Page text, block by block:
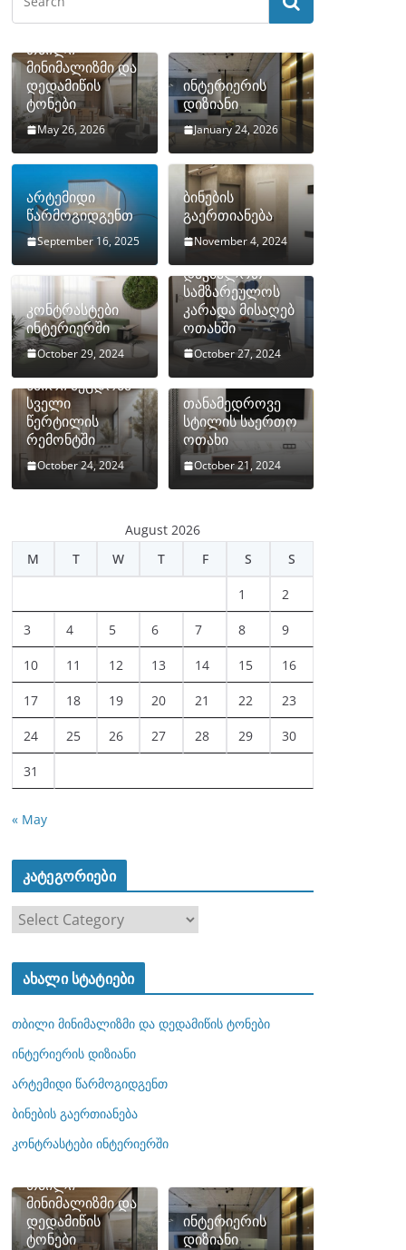
თბილი
მინიმალიზმი და
დედამიწის
ტონები
May 26, 2026
ინტერიერის
დიზიანი
January 24, 2026
არტემიდი
წარმოგიდგენთ
September 16, 2025
ბინების
გაერთიანება
November 4, 2024
კონტრასტები
ინტერიერში
October 29, 2024
როგორ
დავმალოთ
სამზარეულოს
კარადა მისაღებ
ოთახში
October 27, 2024
ხშირი შეცდომა
სველი
წერტილის
რემონტში
October 24, 2024
თანამედროვე
სტილის საერთო
ოთახი
October 21, 2024
August 2026
M
T W T F S S
1 2
3 4 5 6 7 8 9
10 11 12 13 14 15 16
17 18 19 20 21 22 23
24 25 26 27 28 29 30
31
« May
კატეგორიები
ტ
ო
რ
ბ
ი
ახალი სტატიები
თბილი მინიმალიზმი და დედამიწის ტონები
ინტერიერის დიზიანი
არტემიდი წარმოგიდგენთ
ბინების გაერთიანება
კონტრასტები ინტერიერში
თბილი
მინიმალიზმი და
დედამიწის
ტონები
ინტერიერის
დიზიანი